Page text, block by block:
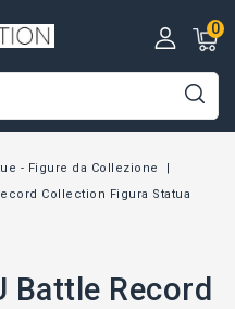
0
- Figure da Collezione
Collection Figura Statua
Battle Record